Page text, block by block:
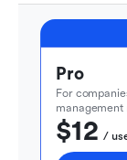
Pro
For
management
$12
/